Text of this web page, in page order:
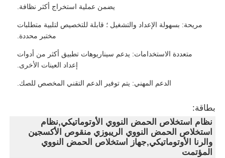
يضمن عملية استخراج أكثر نظافة.
مريحة: بسهولة الإعداد والتشغيل ؛ قابلة للتخصيص لتلبية متطلبات
مختبر محددة.
متعددة الاستخدامات: يدعم سيناريوهات تطبيق أكثر من أدوات
إعداد العينات الأخرى.
الدعم المهني: يتم توفير الدعم التقني المخصص للصك.
بطاقة:
نظام استخلاص الحمض النووي الأوتوماتيكي,نظام
استخلاص الحمض النووي الريبوزي منقوص الأكسجين
والرنا الأوتوماتيكي,جهاز استخلاص الحمض النووي
المؤتمت